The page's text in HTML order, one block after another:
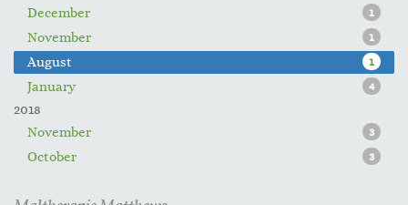
December
1
November 1
August 1
January 4
2018
November
3
October 3